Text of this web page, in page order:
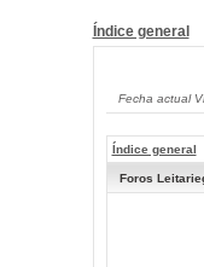
Índice general
Fecha actual
Índice general
Foros